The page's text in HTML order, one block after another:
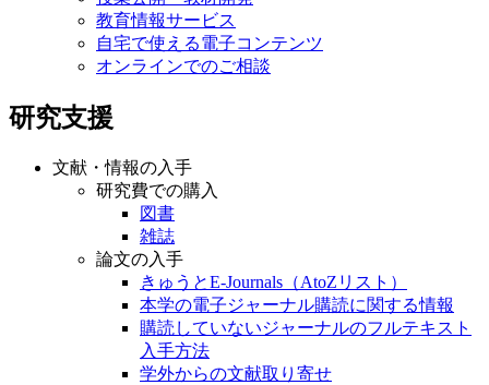
教育情報サービス
自宅で使える電子コンテンツ
オンラインでのご相談
研究支援
文献・情報の入手
研究費での購入
図書
雑誌
論文の入手
きゅうとE-Journals（AtoZリスト）
本学の電子ジャーナル購読に関する情報
購読していないジャーナルのフルテキスト
入手方法
学外からの文献取り寄せ